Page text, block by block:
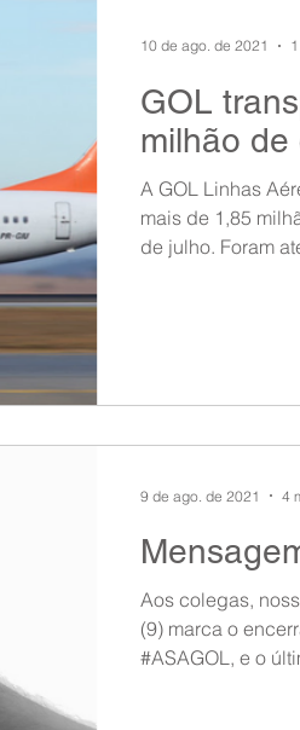
GOL
milhão de
A GOL Linhas
mais de 1,85
de julho. Foram
10 de ago. de 2021
Aos colegas,
(9) marca o
#ASAGOL, e o
9 de ago. de 2021 4